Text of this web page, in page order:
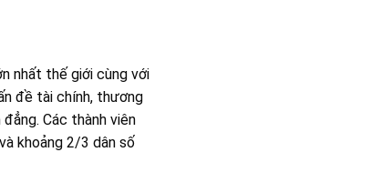
nhất thế giới cùng với
đề tài chính, thương
Các thành viên
khoảng 2/3 dân số